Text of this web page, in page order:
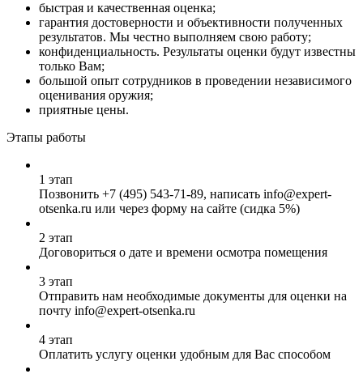
быстрая и качественная оценка;
гарантия достоверности и объективности полученных
результатов. Мы честно выполняем свою работу;
конфиденциальность. Результаты оценки будут известны
только Вам;
большой опыт сотрудников в проведении независимого
оценивания оружия;
приятные цены.
Этапы работы
1 этап
Позвонить +7 (495) 543-71-89, написать info@expert-
otsenka.ru или через форму на сайте (сидка 5%)
2 этап
Договориться о дате и времени осмотра помещения
3 этап
Отправить нам необходимые документы для оценки на
почту info@expert-otsenka.ru
4 этап
Оплатить услугу оценки удобным для Вас способом